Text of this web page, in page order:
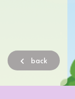
back